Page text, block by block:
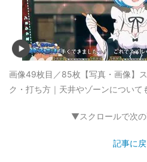
画像49枚目／85枚 【写真・画像】
ク・打ち方｜天井やゾーンについ
▼スクロールで次
記事に